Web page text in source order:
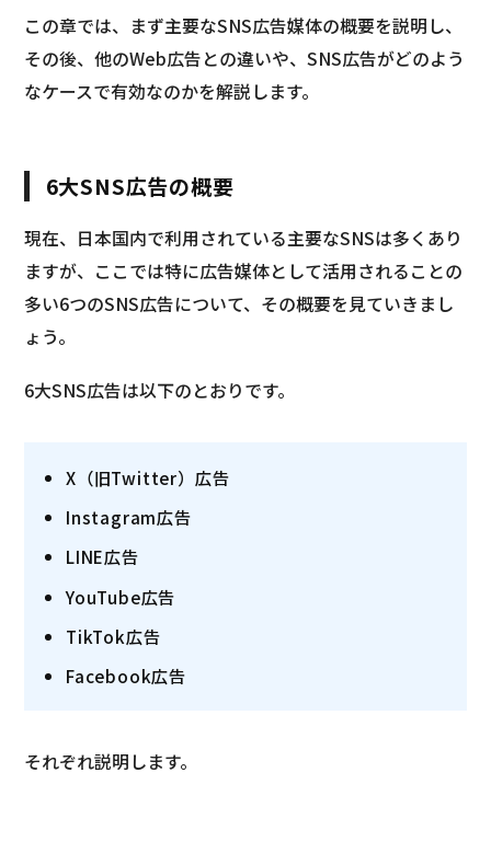
この章では、まず主要なSNS広告媒体の概要を説明し、
その後、他のWeb広告との違いや、SNS広告がどのよう
なケースで有効なのかを解説します。
6大SNS広告の概要
現在、日本国内で利用されている主要なSNSは多くあり
ますが、ここでは特に広告媒体として活用されることの
多い6つのSNS広告について、その概要を見ていきまし
ょう。
6大SNS広告は以下のとおりです。
X（旧Twitter）広告
Instagram広告
LINE広告
YouTube広告
TikTok広告
Facebook広告
それぞれ説明します。